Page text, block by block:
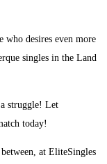
who desires even more
singles in the Land
struggle! Let
today!
at EliteSingles